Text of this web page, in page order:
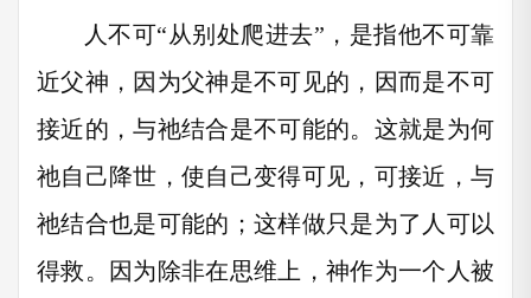
人不可“从别处爬进去”，是指他不可靠
近父神，因为父神是不可见的，因而是不可
接近的，与祂结合是不可能的。这就是为何
祂自己降世，使自己变得可见，可接近，与
祂结合也是可能的；这样做只是为了人可以
得救。因为除非在思维上，神作为一个人被